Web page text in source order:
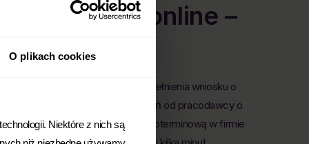
O plikach cookies
Niektóre z nich są
osobisty online –
wskazuje – oznacza, że do wypełnienia wniosku o
Nie potrzebujesz zaświadczeń od pracodawcy o
bo wniosek o pożyczkę krótkoterminową w firmie